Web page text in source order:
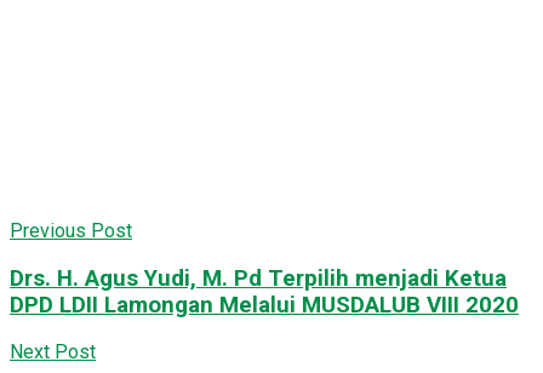
Previous Post
Drs. H. Agus Yudi, M. Pd Terpilih menjadi Ketua
DPD LDII Lamongan Melalui MUSDALUB VIII 2020
Next Post